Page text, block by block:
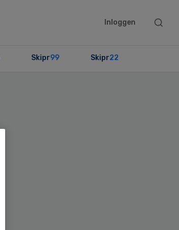
Inloggen
Search
Skipr99 Skipr22